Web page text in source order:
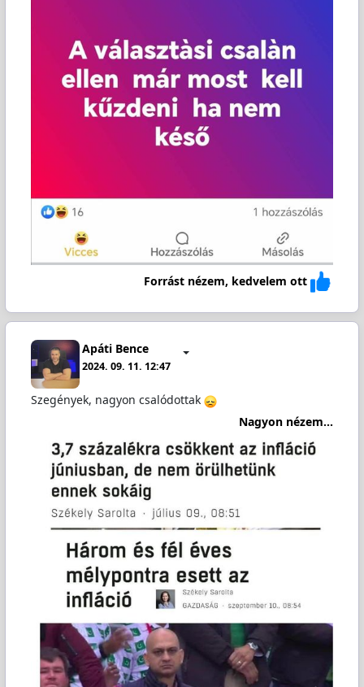
Forrást nézem, kedvelem ott
Apáti Bence
2024. 09. 11. 12:47
Szegények, nagyon csalódottak
Nagyon nézem...